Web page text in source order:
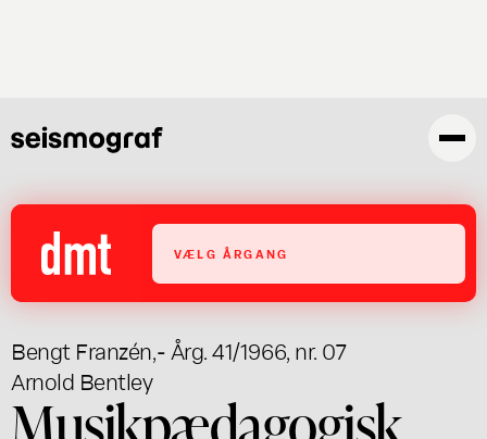
VÆLG ÅRGANG
Bengt Franzén,
Arnold Bentley
- Årg. 41/1966, nr. 07
Musikpædagogisk